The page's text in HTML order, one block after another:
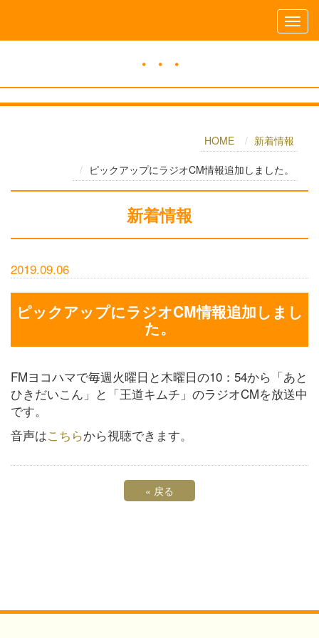
・・・
HOME 新着情報
ピックアップにラジオCM情報追加しました。
新着情報
2019.09.06
ピックアップにラジオCM情報追加しまし
た。
FMヨコハマで毎週火曜日と木曜日の10：54から「あと
ひきだいこん」と「王道キムチ」のラジオCMを放送中
です。
音声はこちらから視聴できます。
« 戻る